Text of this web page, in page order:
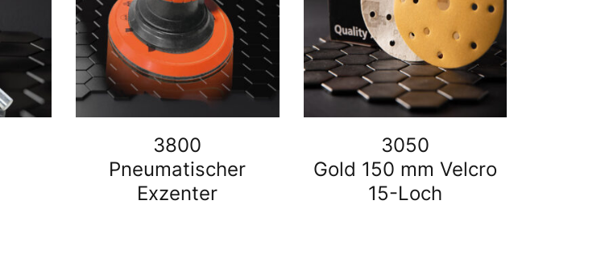
3800
Pneumatischer
Exzenter
3050
Gold 150 mm Velcro
15-Loch